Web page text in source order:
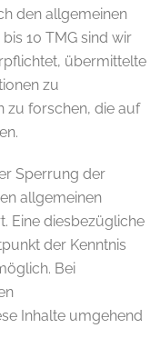
den allgemeinen
10 TMG sind wir
übermittelte
zu
zu forschen, die auf
Sperrung der
allgemeinen
Eine diesbezügliche
der Kenntnis
Bei
Inhalte umgehend